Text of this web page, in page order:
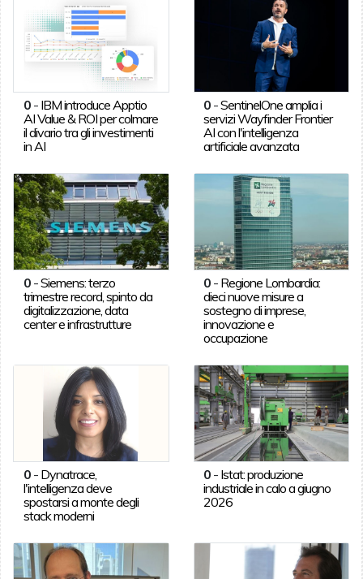
0- IBM introduce Apptio
AI Value & ROI per colmare
il divario tra gli investimenti
in AI
0 -SentinelOne amplia i
servizi Wayfinder Frontier
AI con l'intelligenza
artificiale avanzata
0-Siemens: terzo
trimestre record, spinto da
digitalizzazione, data
center e infrastrutture
0 - Regione Lombardia:
dieci nuove misure a
sostegno di imprese,
innovazione e
occupazione
0- Dynatrace,
l'intelligenza deve
spostarsi a monte degli
stack moderni
0 - Istat: produzione
industriale in calo a giugno
2026